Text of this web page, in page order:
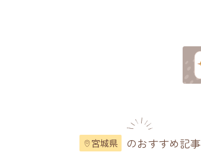
宮城県 のおすすめ記事